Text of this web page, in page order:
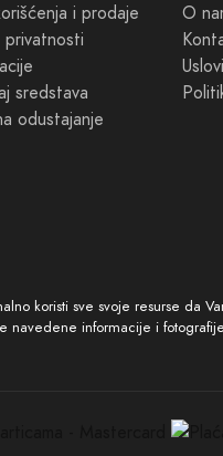
i prodaje
privatnosti
sredstava
odustajanje
O
koristi sve svoje resurse da
informacije i